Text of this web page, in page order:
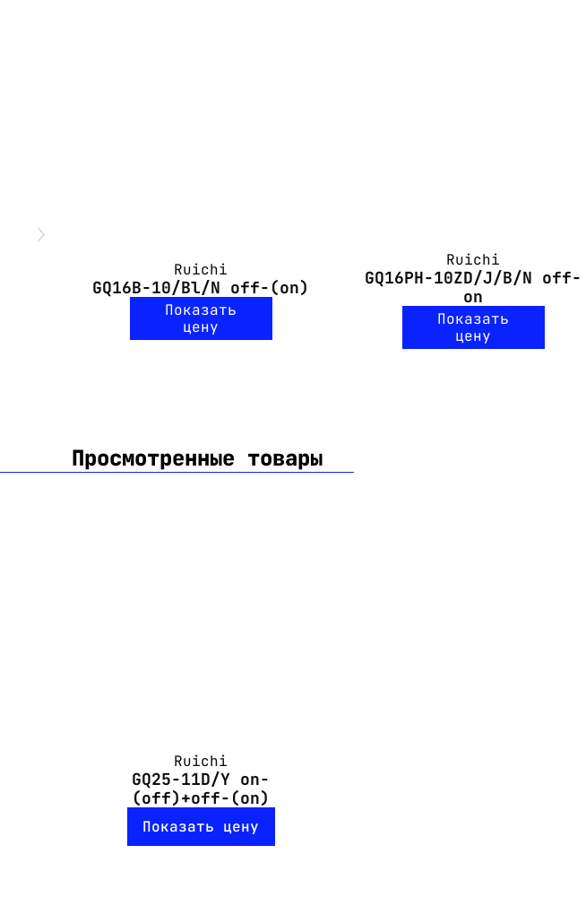
Ruichi
GQ16B-10/Bl/N off-(on)
Показать
цену
Ruichi
GQ16PH-10ZD/J/B/N off-
on
Показать
цену
Просмотренные товары
Ruichi
GQ25-11D/Y on-
(off)+off-(on)
Показать цену